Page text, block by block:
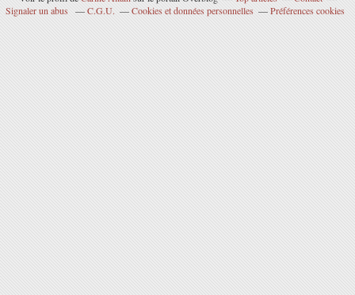
Signaler un abus
C.G.U. Cookies et données personnelles Préférences cookies